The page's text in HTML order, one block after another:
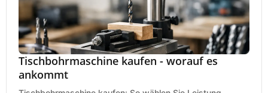
Tischbohrmaschine kaufen - worauf es
ankommt